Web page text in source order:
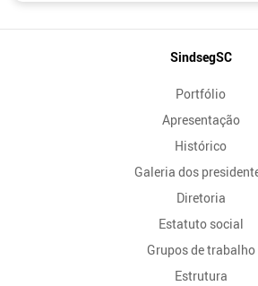
SindsegSC
Portfólio
Apresentação
Histórico
Galeria dos
Diretoria
Estatuto social
Grupos de trabalho
Estrutura